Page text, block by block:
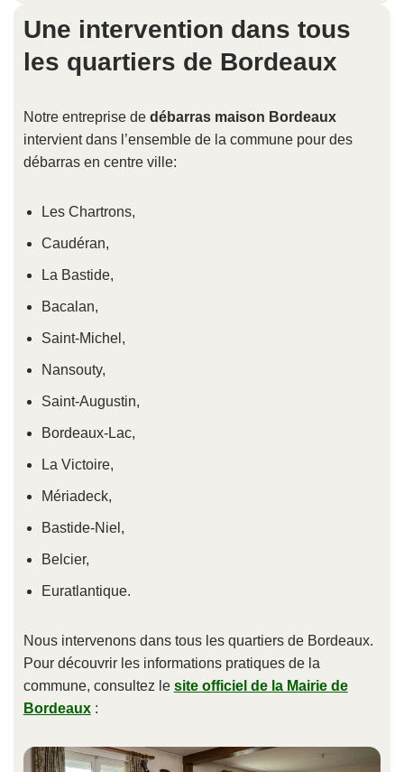
Une intervention dans tous
les quartiers de Bordeaux
Notre entreprise de débarras maison Bordeaux
intervient dans l’ensemble de la commune pour des
débarras en centre ville:
Les Chartrons,
Caudéran,
La Bastide,
Bacalan,
Saint-Michel,
Nansouty,
Saint-Augustin,
Bordeaux-Lac,
La Victoire,
Mériadeck,
Bastide-Niel,
Belcier,
Euratlantique.
Nous intervenons dans tous les quartiers de Bordeaux.
Pour découvrir les informations pratiques de la
commune, consultez le site officiel de la Mairie de
Bordeaux: